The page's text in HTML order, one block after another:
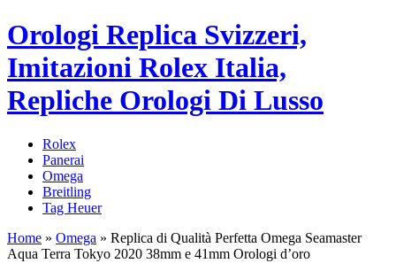
Orologi Replica Svizzeri,
Imitazioni Rolex Italia,
Repliche Orologi Di Lusso
Rolex
Panerai
Omega
Breitling
Tag Heuer
Home » Omega » Replica di Qualità Perfetta Omega Seamaster
Aqua Terra Tokyo 2020 38mm e 41mm Orologi d’oro